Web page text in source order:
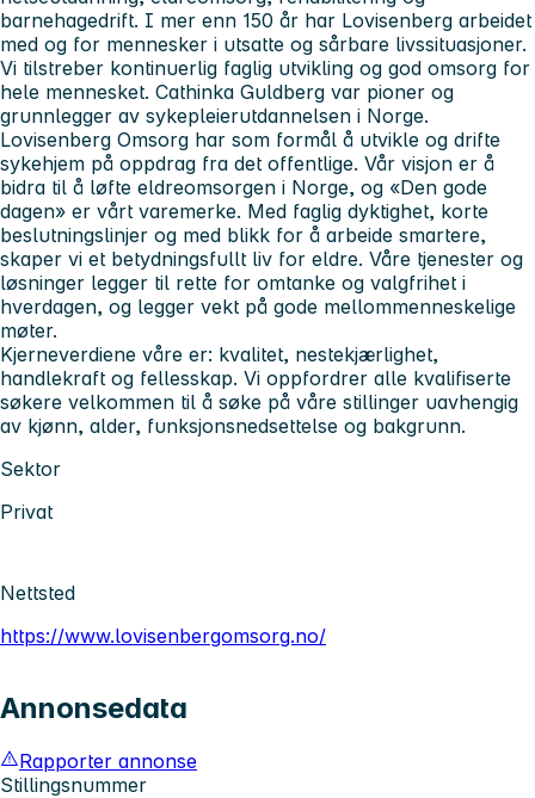
barnehagedrift. I mer enn 150 år har Lovisenberg arbeidet
med og for mennesker i utsatte og sårbare livssituasjoner.
Vi tilstreber kontinuerlig faglig utvikling og god omsorg for
hele mennesket. Cathinka Guldberg var pioner og
grunnlegger av sykepleierutdannelsen i Norge.
Lovisenberg Omsorg har som formål å utvikle og drifte
sykehjem på oppdrag fra det offentlige. Vår visjon er å
bidra til å løfte eldreomsorgen i Norge, og «Den gode
dagen» er vårt varemerke. Med faglig dyktighet, korte
beslutningslinjer og med blikk for å arbeide smartere,
skaper vi et betydningsfullt liv for eldre. Våre tjenester og
løsninger legger til rette for omtanke og valgfrihet i
hverdagen, og legger vekt på gode mellommenneskelige
møter.
Kjerneverdiene våre er: kvalitet, nestekjærlighet,
handlekraft og fellesskap. Vi oppfordrer alle kvalifiserte
søkere velkommen til å søke på våre stillinger uavhengig
av kjønn, alder, funksjonsnedsettelse og bakgrunn.
Sektor
Privat
Nettsted
https://www.lovisenbergomsorg.no/
Annonsedata
Rapporter annonse
Stillingsnummer